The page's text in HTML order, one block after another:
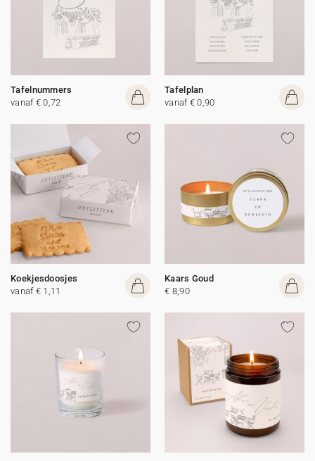
Tafelnummers
vanaf € 0,72
Tafelplan
vanaf € 0,90
Koekjesdoosjes
vanaf € 1,11
Kaars Goud
€ 8,90